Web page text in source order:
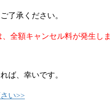
了承ください。
全額キャンセル料が発生し
ば、幸いです。
い>>